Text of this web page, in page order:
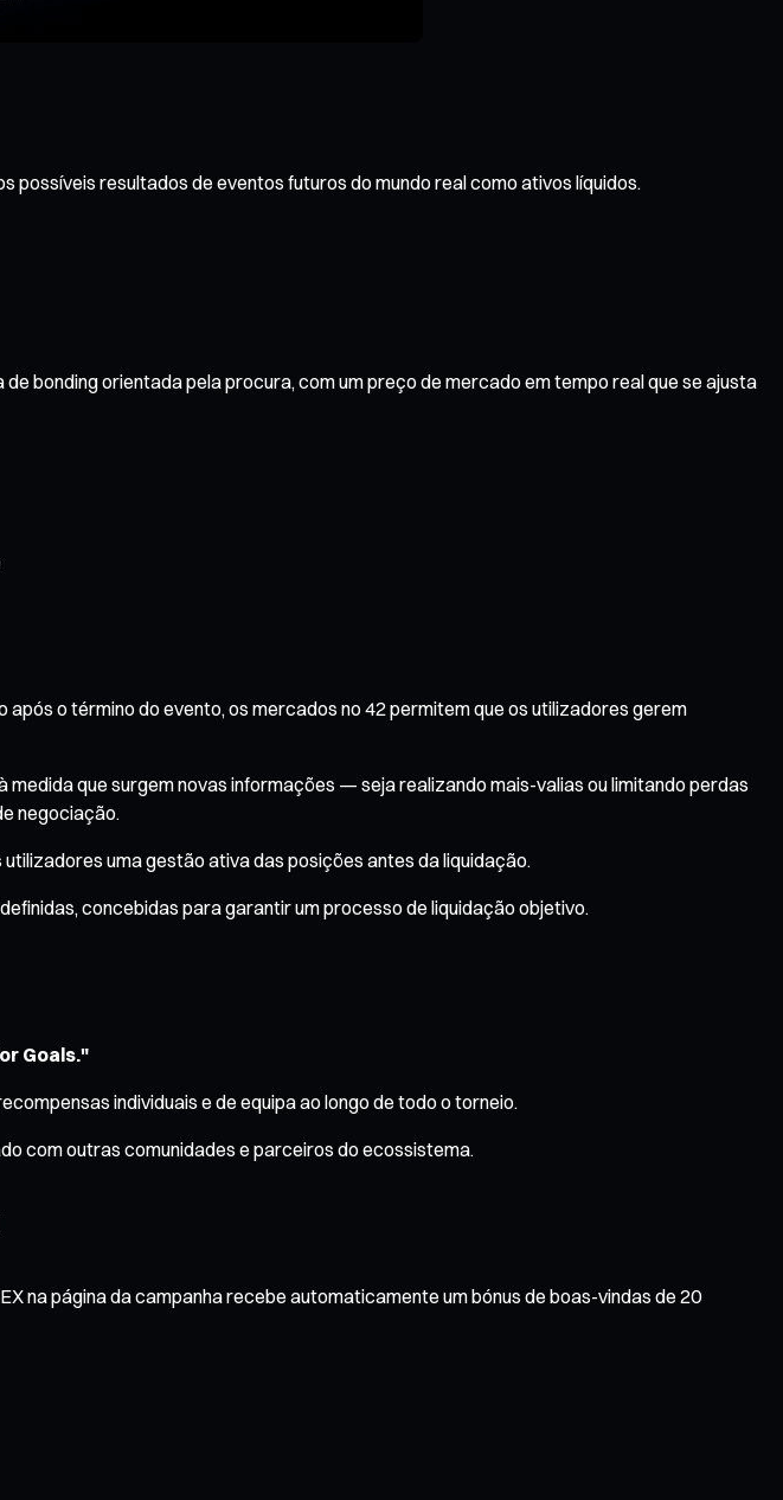
resultados de eventos futuros do mundo real como ativos líquidos.
bonding orientada pela procura, com um preço de mercado em tempo real que se ajusta
o término do evento, os mercados no 42 permitem que os utilizadores gerem
que surgem novas informações — seja realizando mais-valias ou limitando perdas
negociação.
uma gestão ativa das posições antes da liquidação.
concebidas para garantir um processo de liquidação objetivo.
Goals."
individuais e de equipa ao longo de todo o torneio.
com outras comunidades e parceiros do ecossistema.
na página da campanha recebe automaticamente um bónus de boas-vindas de 20